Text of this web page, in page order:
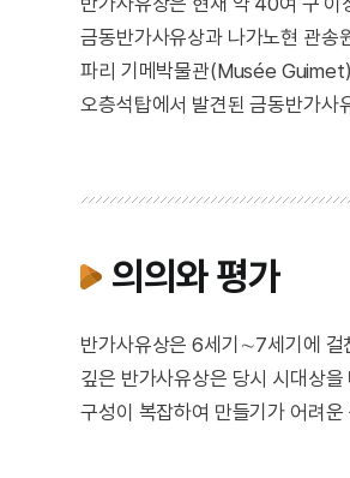
금동반가사유상과 나가노현 관송
파리 기메박물관(Musée
오층석탑에서 발견된 금동반가사
의의와 평가
반가사유상은 6세기∼7세기에 걸
깊은 반가사유상은 당시 시대상
구성이 복잡하여 만들기가 어려